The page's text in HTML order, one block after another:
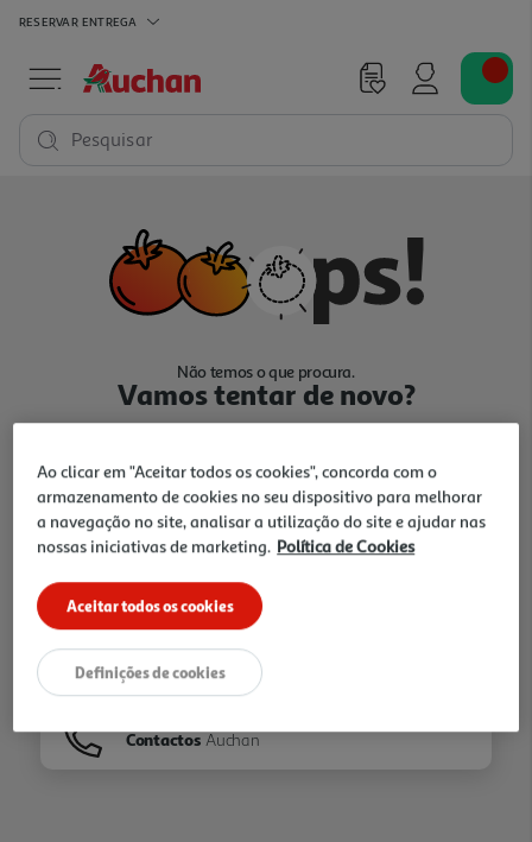
RESERVAR ENTREGA
Pesquisar
Não temos o que procura.
Vamos tentar de novo?
Ir para Homepage
Folhetos
Contactos Auchan
Ao clicar em "Aceitar todos os cookies", concorda com o
armazenamento de cookies no seu dispositivo para melhorar
a navegação no site, analisar a utilização do site e ajudar nas
nossas iniciativas de marketing. Política de Cookies
Aceitar todos os cookies
Definições de cookies